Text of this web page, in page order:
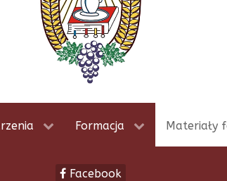
Formacja Materiały
Facebook